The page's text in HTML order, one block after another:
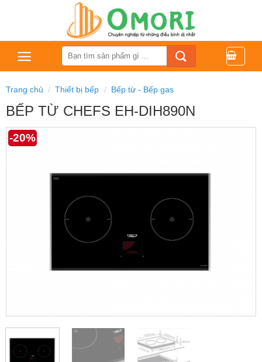
dung
Tìm
kiếm:
Trang chủ / Thiết bị bếp / Bếp từ - Bếp gas
BẾP TỪ CHEFS EH-DIH890N
-20%